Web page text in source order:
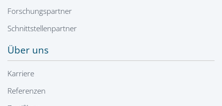
Forschungspartner
Schnittstellenpartner
Über uns
Karriere
Referenzen